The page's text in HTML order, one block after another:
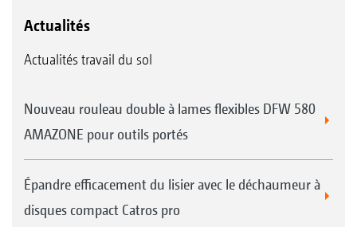
Actualités
Actualités travail du sol
Nouveau rouleau double à lames flexibles DFW 580
AMAZONE pour outils portés
Épandre efficacement du lisier avec le déchaumeur à
disques compact Catros pro